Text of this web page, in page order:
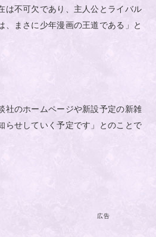
は不可欠であり、主人公とライバル
、まさに少年漫画の王道である」と
社のホームページや新設予定の新雑
らせしていく予定です」とのことで
広告